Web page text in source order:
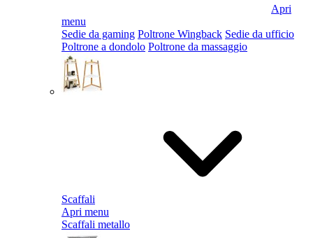
Apri
menu
Sedie da gaming Poltrone Wingback Sedie da ufficio
Poltrone a dondolo Poltrone da massaggio
Scaffali
Apri menu
Scaffali metallo